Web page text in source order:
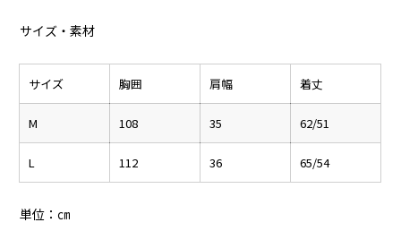
サイズ・素材
サイズ 胸囲 肩幅 着丈
M 108 35 62/51
L 112 36 65/54
単位：㎝